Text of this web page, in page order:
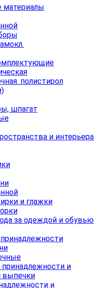
материалы
полистирол
шпагат
и интерьера
и глажки
за одеждой и обувью
и
выпечки
и